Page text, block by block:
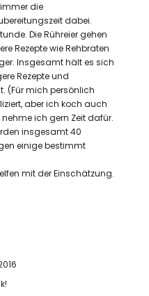
die
dabei.
Die Rühreier gehen
Rezepte wie Rehbraten
Insgesamt hält es sich
Rezepte und
(Für mich persönlich
aber ich koch auch
ich gern Zeit dafür.
insgesamt 40
einige bestimmt
mit der Einschätzung.